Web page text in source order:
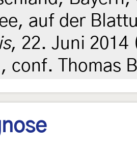
auf der
, 22. Juni
conf. Thomas